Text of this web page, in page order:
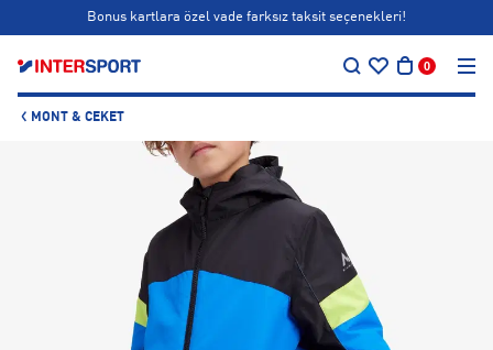
Bonus kartlara özel vade farksız taksit seçenekleri!
0
MONT & CEKET